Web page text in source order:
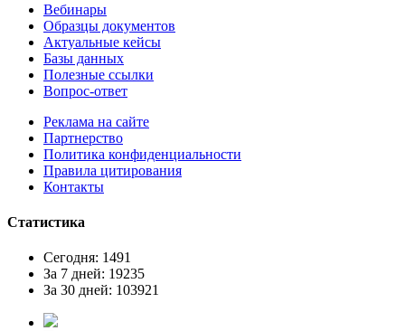
Вебинары
Образцы документов
Актуальные кейсы
Базы данных
Полезные ссылки
Вопрос-ответ
Реклама на сайте
Партнерство
Политика конфиденциальности
Правила цитирования
Контакты
Статистика
Сегодня: 1491
За 7 дней: 19235
За 30 дней: 103921